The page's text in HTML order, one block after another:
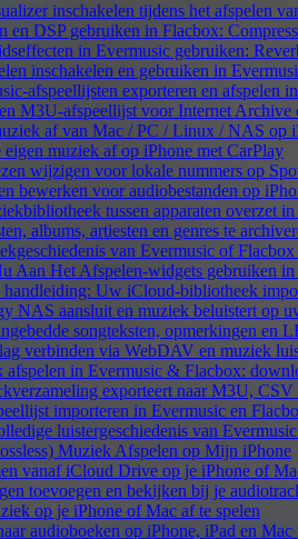
inschakelen tijdens het afspelen
en DSP gebruiken in Flacbox:
in Evermusic gebruiken:
inschakelen en gebruiken in
afspeellijsten exporteren en afspelen
M3U-afspeellijst voor Internet
af van Mac / PC / Linux / NAS op
eigen muziek af op iPhone met CarPlay
wijzigen voor lokale nummers op
bewerken voor audiobestanden op
tussen apparaten overzet
albums, artiesten en genres te
van Evermusic of
Aan Het Afspelen-widgets gebruiken
handleiding: Uw iCloud-bibliotheek
NAS aansluit en muziek beluistert op
songteksten, opmerkingen en
verbinden via WebDAV en muziek
in Evermusic & Flacbox:
exporteert naar M3U,
importeren in Evermusic en
luistergeschiedenis van
Muziek Afspelen op Mijn iPhone
vanaf iCloud Drive op je iPhone of
toevoegen en bekijken bij je
op je iPhone of Mac af te spelen
audioboeken op iPhone, iPad en